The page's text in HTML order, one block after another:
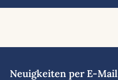
Neuigkeiten per E-Mail